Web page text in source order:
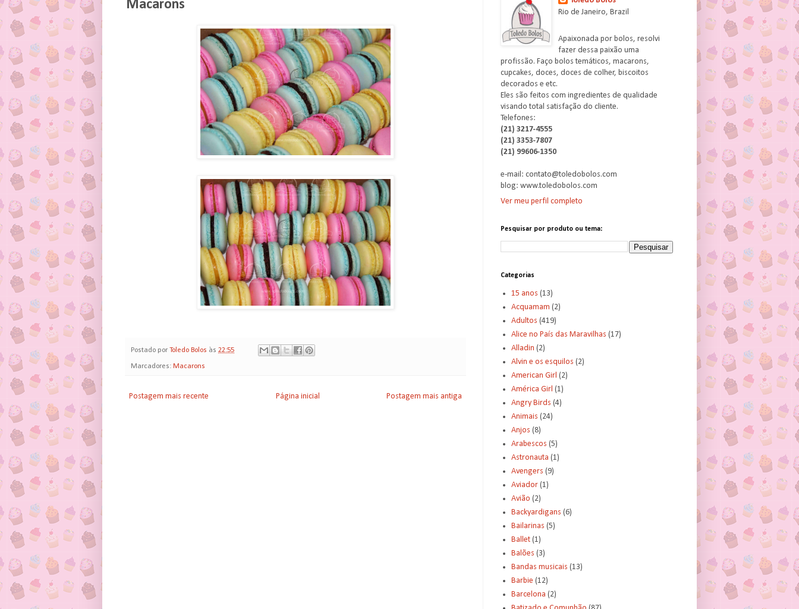
Macarons
Postado por Toledo Bolos às 22:55
Marcadores: Macarons
Postagem mais recente Postagem mais antiga
Página inicial
Rio de Janeiro, Brazil
Apaixonada por bolos, resolvi
fazer dessa paixão uma
profissão. Faço bolos temáticos, macarons,
cupcakes, doces, doces de colher, biscoitos
decorados e etc.
Eles são feitos com ingredientes de qualidade
visando total satisfação do cliente.
Telefones:
(21) 3217-4555
(21) 3353-7807
(21) 99606-1350
e-mail: contato@toledobolos.com
blog: www.toledobolos.com
Ver meu perfil completo
Pesquisar por produto ou tema:
Categorias
15 anos (13)
Acquamam (2)
Adultos (419)
Alice no País das Maravilhas (17)
Alladin (2)
Alvin e os esquilos (2)
American Girl (2)
América Girl (1)
Angry Birds (4)
Animais (24)
Anjos (8)
Arabescos (5)
Astronauta (1)
Avengers (9)
Aviador (1)
Avião (2)
Backyardigans (6)
Bailarinas (5)
Ballet (1)
Balões (3)
Bandas musicais (13)
Barbie (12)
Barcelona (2)